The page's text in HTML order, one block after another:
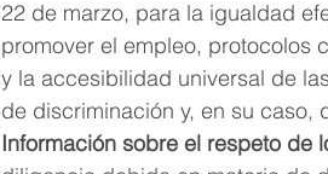
22 de marzo, para la igualdad
promover el empleo, protocolos
y la accesibilidad universal de
de discriminación y, en su caso,
Información sobre el respeto de